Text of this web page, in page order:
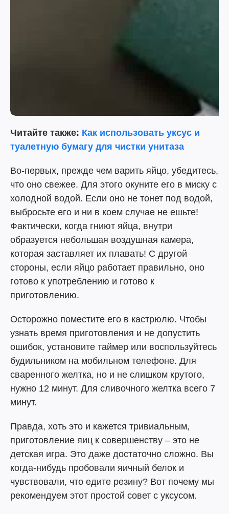
Читайте также: Как использовать уксус и
туалетную бумагу для чистки унитаза
Во-первых, прежде чем варить яйцо, убедитесь,
что оно свежее. Для этого окуните его в миску с
холодной водой. Если оно не тонет под водой,
выбросьте его и ни в коем случае не ешьте!
Фактически, когда гниют яйца, внутри
образуется небольшая воздушная камера,
которая заставляет их плавать! С другой
стороны, если яйцо работает правильно, оно
готово к употреблению и готово к
приготовлению.
Осторожно поместите его в кастрюлю. Чтобы
узнать время приготовления и не допустить
ошибок, установите таймер или воспользуйтесь
будильником на мобильном телефоне. Для
сваренного желтка, но и не слишком крутого,
нужно 12 минут. Для сливочного желтка всего 7
минут.
Правда, хоть это и кажется тривиальным,
приготовление яиц к совершенству – это не
детская игра. Это даже достаточно сложно. Вы
когда-нибудь пробовали яичный белок и
чувствовали, что едите резину? Вот почему мы
рекомендуем этот простой совет с уксусом.